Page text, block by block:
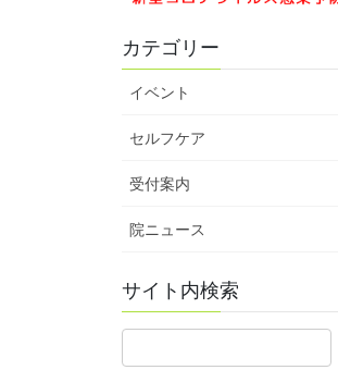
カテゴリー
イベント
セルフケア
受付案内
院ニュース
サイト内検索